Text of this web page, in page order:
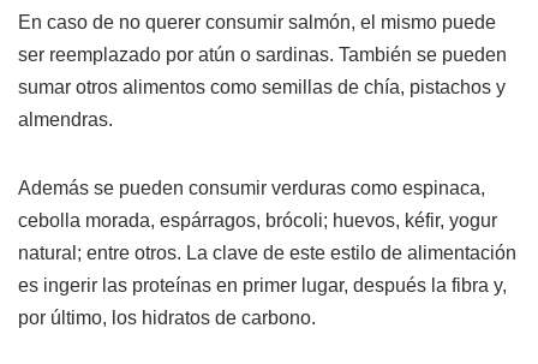
En caso de no querer consumir salmón, el mismo puede
ser reemplazado por atún o sardinas. También se pueden
sumar otros alimentos como semillas de chía, pistachos y
almendras.
Además se pueden consumir verduras como espinaca,
cebolla morada, espárragos, brócoli; huevos, kéfir, yogur
natural; entre otros. La clave de este estilo de alimentación
es ingerir las proteínas en primer lugar, después la fibra y,
por último, los hidratos de carbono.